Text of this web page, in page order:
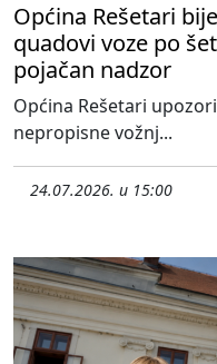
Općina Rešetari
quadovi voze po
pojačan nadzor
Općina Rešetari
nepropisne vožnj...
24.07.2026. u 15:00